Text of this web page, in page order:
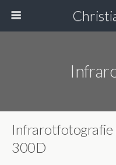
Infrarotfotografie
300D